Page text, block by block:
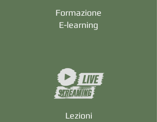
Formazione
E-learning
Lezioni